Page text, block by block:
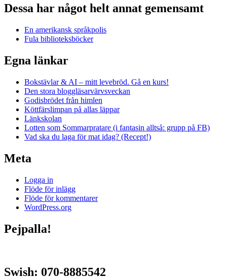
Dessa har något helt annat gemensamt
En amerikansk språkpolis
Fula biblioteksböcker
Egna länkar
Bokstävlar & AI – mitt levebröd. Gå en kurs!
Den stora bloggläsarvärvsveckan
Godisbrödet från himlen
Köttfärslimpan på allas läppar
Länkskolan
Lotten som Sommarpratare (i fantasin alltså: grupp på FB)
Vad ska du laga för mat idag? (Recept!)
Meta
Logga in
Flöde för inlägg
Flöde för kommentarer
WordPress.org
Pejpalla!
Swish: 070-8885542